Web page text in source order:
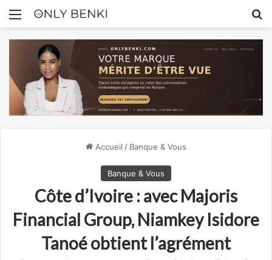
Menu
Accueil / Banque & Vous
Banque & Vous
Côte d’Ivoire : avec Majoris
Financial Group, Niamkey Isidore
Tanoé obtient l’agrément